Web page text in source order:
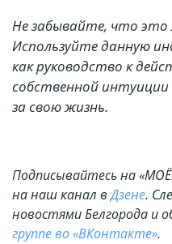
Не забывайте, что это
Используйте данную
как руководство к
собственной
за свою жизнь.
Подписывайтесь на
на наш канал вДзене.
новостями Белгорода и
группе во «ВКонтакте».